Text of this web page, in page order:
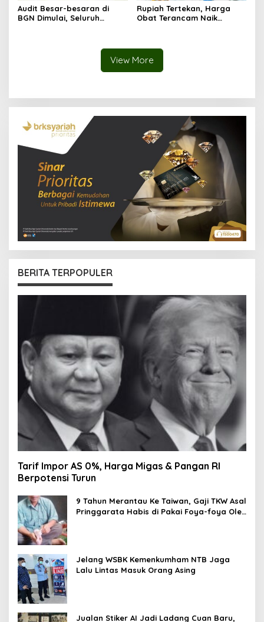
Audit Besar-besaran di
BGN Dimulai, Seluruh
Rupiah Tertekan, Harga
Obat Terancam Naik
View More
BERITA TERPOPULER
Tarif Impor AS 0%, Harga Migas & Pangan RI
Berpotensi Turun
9 Tahun Merantau Ke Taiwan, Gaji TKW Asal
Pringgarata Habis di Pakai Foya-foya Oleh
Jelang WSBK Kemenkumham NTB Jaga
Lalu Lintas Masuk Orang Asing
Jualan Stiker AI Jadi Ladang Cuan Baru,